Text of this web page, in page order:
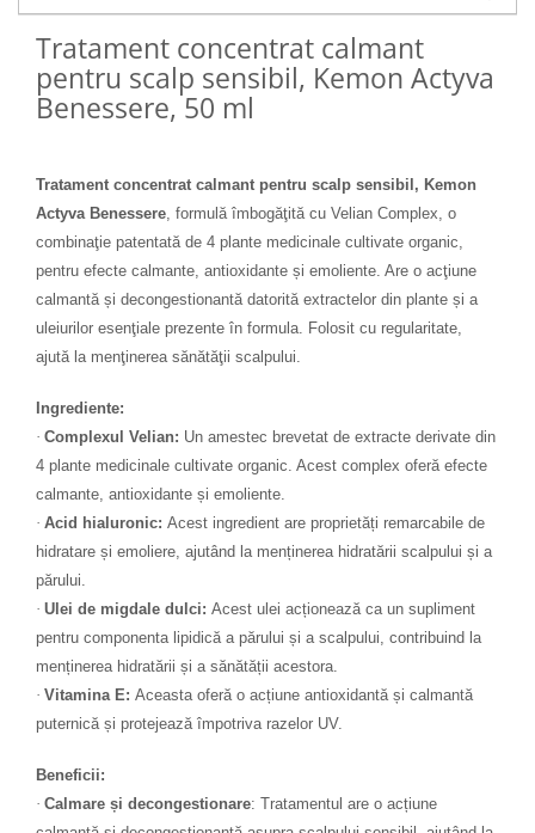
Tratament concentrat calmant
pentru scalp sensibil, Kemon Actyva
Benessere, 50 ml
Tratament concentrat calmant pentru scalp sensibil, Kemon
Actyva Benessere, formulă îmbogăţită cu Velian Complex, o
combinaţie patentată de 4 plante medicinale cultivate organic,
pentru efecte calmante, antioxidante și emoliente. Are o acţiune
calmantă și decongestionantă datorită extractelor din plante și a
uleiurilor esenţiale prezente în formula. Folosit cu regularitate,
ajută la menţinerea sănătăţii scalpului.
Ingrediente:
· Complexul Velian: Un amestec brevetat de extracte derivate din
4 plante medicinale cultivate organic. Acest complex oferă efecte
calmante, antioxidante și emoliente.
· Acid hialuronic: Acest ingredient are proprietăți remarcabile de
hidratare și emoliere, ajutând la menținerea hidratării scalpului și a
părului.
· Ulei de migdale dulci: Acest ulei acționează ca un supliment
pentru componenta lipidică a părului și a scalpului, contribuind la
menținerea hidratării și a sănătății acestora.
· Vitamina E: Aceasta oferă o acțiune antioxidantă și calmantă
puternică și protejează împotriva razelor UV.
Beneficii:
· Calmare și decongestionare: Tratamentul are o acțiune